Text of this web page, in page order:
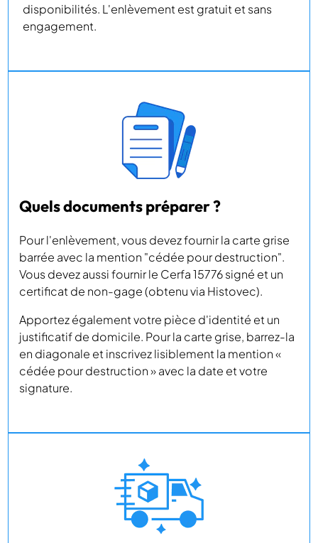
disponibilités. L'enlèvement est gratuit et sans
engagement.
Quels documents préparer ?
Pour l'enlèvement, vous devez fournir la carte grise
barrée avec la mention "cédée pour destruction".
Vous devez aussi fournir le Cerfa 15776 signé et un
certificat de non-gage (obtenu via Histovec).
Apportez également votre pièce d'identité et un
justificatif de domicile. Pour la carte grise, barrez-la
en diagonale et inscrivez lisiblement la mention «
cédée pour destruction » avec la date et votre
signature.